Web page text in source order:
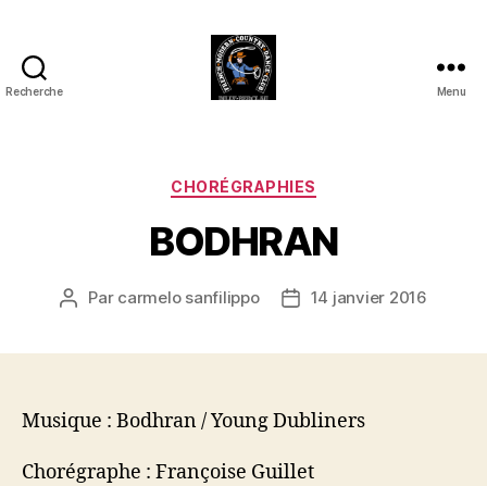
Recherche
de
Billy-
Berclau
(62)
Menu
Catégories
CHORÉGRAPHIES
BODHRAN
Auteur
Par carmelo sanfilippo
Date14 janvier 2016
Musique : Bodhran / Young Dubliners
Chorégraphe : Françoise Guillet